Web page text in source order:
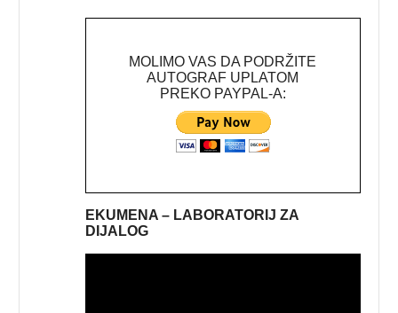
MOLIMO VAS DA PODRŽITE
AUTOGRAF UPLATOM
PREKO PAYPAL-A:
EKUMENA – LABORATORIJ ZA
DIJALOG